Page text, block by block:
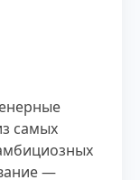
самых
—